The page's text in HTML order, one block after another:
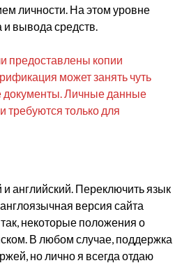
личности. На этом уровне
и вывода средств.
предоставлены копии
может занять чуть
документы. Личные данные
только для
английский. Переключить язык
версия сайта
некоторые положения о
В любом случае, поддержка
но лично я всегда отдаю